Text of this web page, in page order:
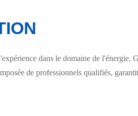
dans le domaine de l'énergie,
de professionnels qualifiés,